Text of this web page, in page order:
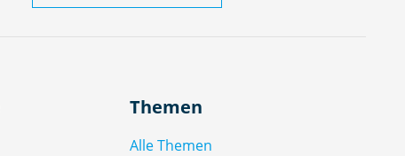
Themen
Alle Themen